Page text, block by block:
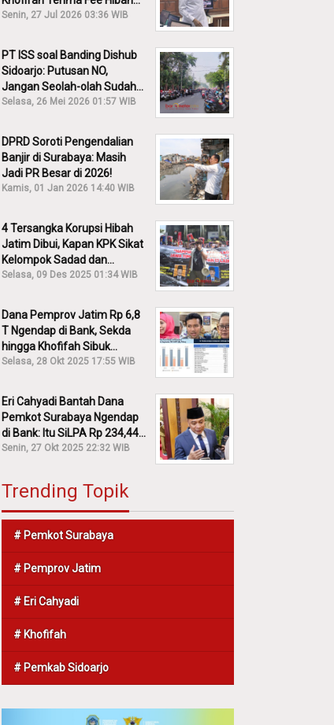
30% Diusut?
Senin, 27 Jul 2026 03:36 WIB
PT ISS soal Banding Dishub
Sidoarjo: Putusan NO,
Jangan Seolah-olah Sudah
Menang!
Selasa, 26 Mei 2026 01:57 WIB
DPRD Soroti Pengendalian
Banjir di Surabaya: Masih
Jadi PR Besar di 2026!
Kamis, 01 Jan 2026 14:40 WIB
4 Tersangka Korupsi Hibah
Jatim Dibui, Kapan KPK Sikat
Kelompok Sadad dan
Iskandar?
Selasa, 09 Des 2025 01:34 WIB
Dana Pemprov Jatim Rp 6,8
T Ngendap di Bank, Sekda
hingga Khofifah Sibuk
Membantah!
Selasa, 28 Okt 2025 17:55 WIB
Eri Cahyadi Bantah Dana
Pemkot Surabaya Ngendap
di Bank: Itu SiLPA Rp 234,44
M!
Senin, 27 Okt 2025 22:32 WIB
Trending Topik
# Pemkot Surabaya
# Pemprov Jatim
# Eri Cahyadi
# Khofifah
# Pemkab Sidoarjo